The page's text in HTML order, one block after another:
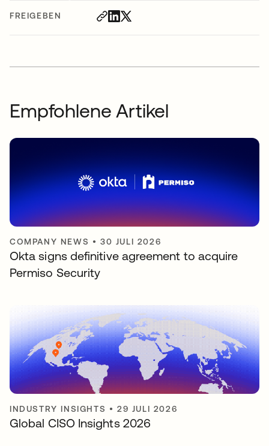
FREIGEBEN
Empfohlene Artikel
COMPANY NEWS •30 JULI 2026
Okta signs definitive agreement to acquire
Permiso Security
INDUSTRY INSIGHTS •29 JULI 2026
Global CISO Insights 2026